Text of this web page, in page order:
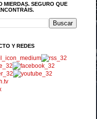
MIERDAS. SEGURO QUE
Y REDES